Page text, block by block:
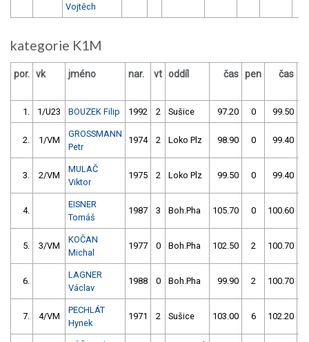
Vojtěch
kategorie K1M
por. vk jméno nar. vt oddíl čas pen čas
1. 1/U23 BOUZEK Filip 1992 2 Sušice 97.20 0 99.50
2. 1/VM
GROSSMANN
Petr
1974 2 Loko Plz 98.90 0 99.40
3. 2/VM
MULAČ
Viktor
1975 2 Loko Plz 99.50 0 99.40
4.
EISNER
Tomáš
1987 3 Boh.Pha 105.70 0 100.60
5. 3/VM
KOČAN
Michal
1977 0 Boh.Pha 102.50 2 100.70
6.
LAGNER
Václav
1988 0 Boh.Pha 99.90 2 100.70
7. 4/VM
PECHLÁT
Hynek
1971 2 Sušice 103.00 6 102.20